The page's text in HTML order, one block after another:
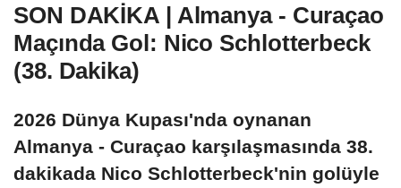
SON DAKİKA | Almanya - Curaçao
Maçında Gol: Nico Schlotterbeck
(38. Dakika)
2026 Dünya Kupası'nda oynanan
Almanya - Curaçao karşılaşmasında 38.
dakikada Nico Schlotterbeck'nin golüyle